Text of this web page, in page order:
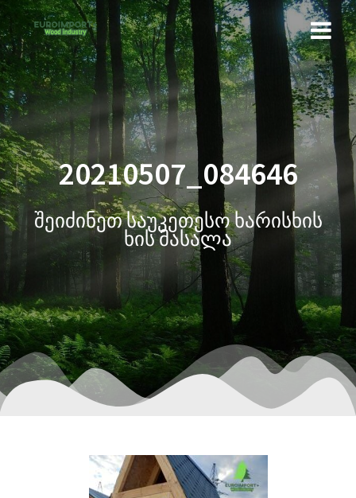
20210507_084646
შეიძინეთ საუკეთესო ხარისხის
ხის მასალა